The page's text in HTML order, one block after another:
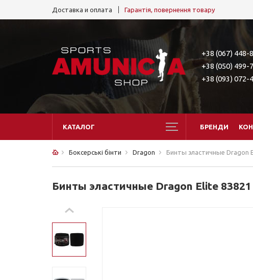
Доставка и оплата Гарантія, повернення товару
+38 (067) 448-
+38 (050) 499-
+38 (093) 072-
КАТАЛОГ БРЕНДИ
Боксерські бінти Dragon Бинты эластичные Dragon
Бинты эластичные Dragon Elite